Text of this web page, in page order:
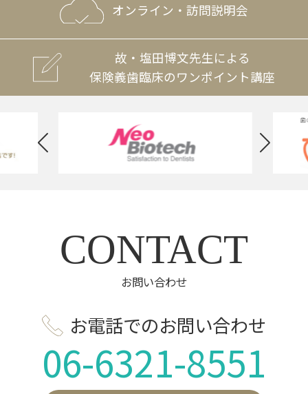
オンライン・訪問説明会
故・塩田博文先生による
保険義歯臨床のワンポイント講座
CONTACT
お問い合わせ
お電話でのお問い合わせ
06-6321-8551